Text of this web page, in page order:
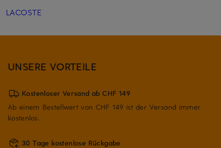
LACOSTE
UNSERE VORTEILE
Kostenloser Versand ab CHF 149
Ab einem Bestellwert von CHF 149 ist der Versand immer
kostenlos.
30 Tage kostenlose Rückgabe